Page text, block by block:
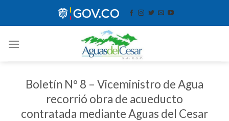
Boletín Nº 8 – Viceministro de Agua
recorrió obra de acueducto
contratada mediante Aguas del Cesar